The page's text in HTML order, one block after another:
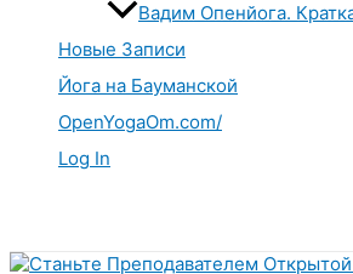
Вадим Опенйога.
Новые Записи
Йога на Бауманской
OpenYogaOm.com/
Log In